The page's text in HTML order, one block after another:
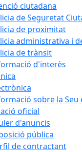
ciutadana
de Seguretat
de proximitat
administrativa i
de trànsit
d'interès
sobre la Seu
oficial
d'anuncis
pública
de contractant